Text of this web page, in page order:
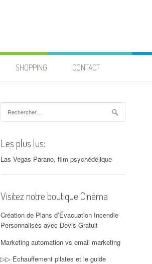
SHOPPING CONTACT
Les plus lus:
Las Vegas Parano, film psychédélique
Visitez notre boutique Cinéma
Création de Plans d’Évacuation Incendie
Personnalisés avec Devis Gratuit
Marketing automation vs email marketing
▷▷ Echauffement pilates et le guide